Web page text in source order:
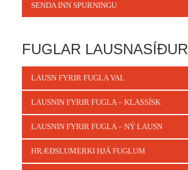
SENDA INN SPURNINGU
FUGLAR LAUSNASÍÐUR
LAUSN FYRIR FUGLA VAL
LAUSNIN FYRIR FUGLA – KLASSÍSK
LAUSNIN FYRIR FUGLA – NÝ LAUSN
HRÆÐSLUMERKI HJÁ FUGLUM